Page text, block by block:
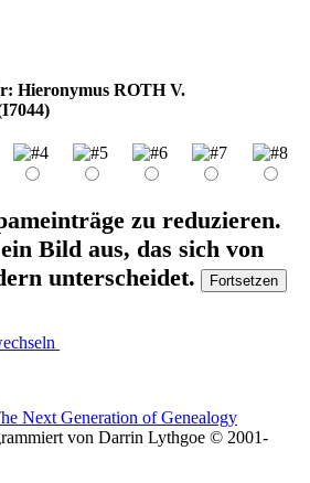
Hieronymus ROTH V.
zu reduzieren.
Bild aus, das sich von
unterscheidet.
Next Generation of Genealogy
von Darrin Lythgoe © 2001-